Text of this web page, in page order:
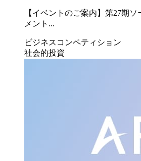
【イベントのご案内】第27期
メント...
ビジネスコンペティション
社会的投資